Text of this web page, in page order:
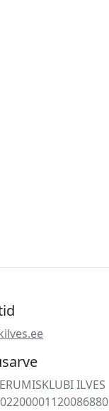
ILVES